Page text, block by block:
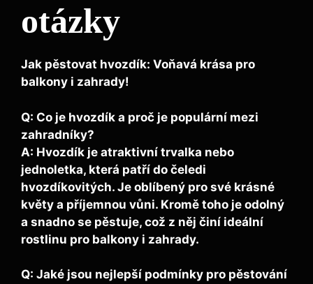
otázky
Jak pěstovat hvozdík: Voňavá krása pro
balkony i zahrady!
Q: Co je hvozdík a proč je populární mezi
zahradníky?
A: Hvozdík je atraktivní trvalka nebo
jednoletka, která patří do čeledi
hvozdíkovitých. Je oblíbený pro své krásné
květy a příjemnou vůni. Kromě toho je odolný
a snadno se pěstuje, což z něj činí ideální
rostlinu pro balkony i zahrady.
Q: Jaké jsou nejlepší podmínky pro pěstování